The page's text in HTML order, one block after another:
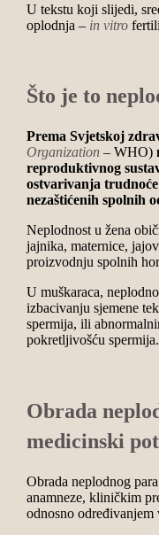
U tekstu koji slijedi,
oplodnja – in vitro
Što je to
Prema Svjetskoj
Organization – WHO)
reproduktivnog
ostvarivanja
nezaštićenih spolnih
Neplodnost u žena
jajnika, maternice,
proizvodnju spolnih
U muškaraca,
izbacivanju sjemene
spermija, ili
pokretljivošću spermija.
Obrada
medicinski
Obrada neplodnog
anamneze, kliničkim
odnosno